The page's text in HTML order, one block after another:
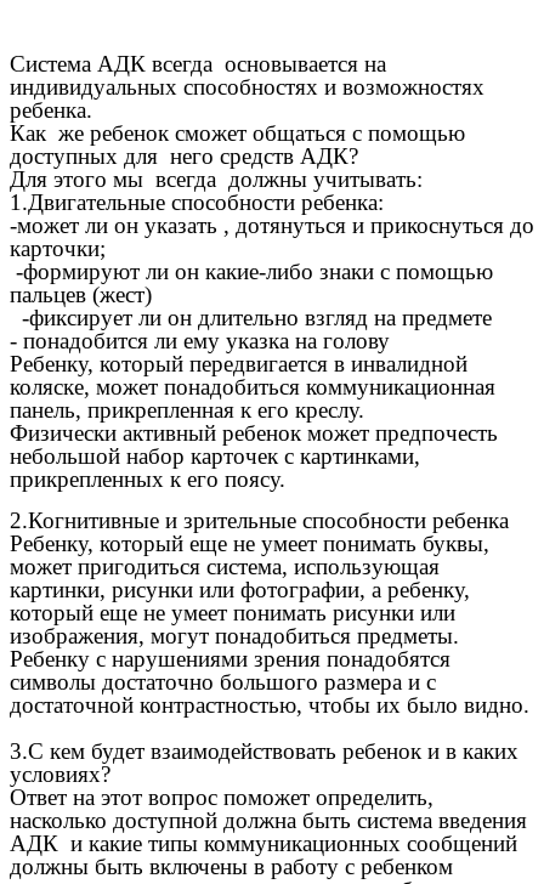
Система AДК всегда основывается на
индивидуальных способностях и возможностях
ребенка.
Как же ребенок сможет общаться с помощью
доступных для него средств АДК?
Для этого мы всегда должны учитывать:
1.Двигательные способности ребенка:
-может ли он указать , дотянуться и прикоснуться до
карточки;
-формируют ли он какие-либо знаки с помощью
пальцев (жест)
-фиксирует ли он длительно взгляд на предмете
- понадобится ли ему указка на голову
Ребенку, который передвигается в инвалидной
коляске, может понадобиться коммуникационная
панель, прикрепленная к его креслу.
Физически активный ребенок может предпочесть
небольшой набор карточек с картинками,
прикрепленных к его поясу.
2.Когнитивные и зрительные способности ребенка
Ребенку, который еще не умеет понимать буквы,
может пригодиться система, использующая
картинки, рисунки или фотографии, а ребенку,
который еще не умеет понимать рисунки или
изображения, могут понадобиться предметы.
Ребенку с нарушениями зрения понадобятся
символы достаточно большого размера и с
достаточной контрастностью, чтобы их было видно.
3.С кем будет взаимодействовать ребенок и в каких
условиях?
Ответ на этот вопрос поможет определить,
насколько доступной должна быть система введения
АДК и какие типы коммуникационных сообщений
должны быть включены в работу с ребенком